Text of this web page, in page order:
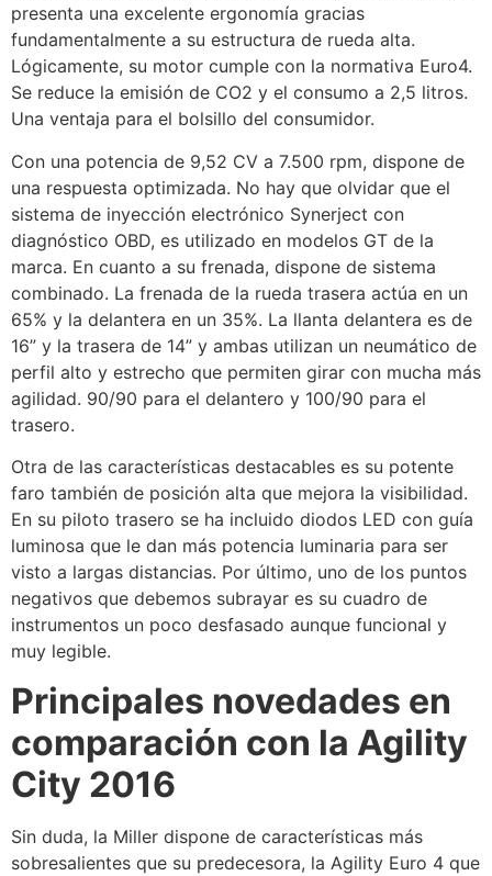
presenta una excelente ergonomía gracias
fundamentalmente a su estructura de rueda alta.
Lógicamente, su motor cumple con la normativa Euro4.
Se reduce la emisión de CO2 y el consumo a 2,5 litros.
Una ventaja para el bolsillo del consumidor.
Con una potencia de 9,52 CV a 7.500 rpm, dispone de
una respuesta optimizada. No hay que olvidar que el
sistema de inyección electrónico Synerject con
diagnóstico OBD, es utilizado en modelos GT de la
marca. En cuanto a su frenada, dispone de sistema
combinado. La frenada de la rueda trasera actúa en un
65% y la delantera en un 35%. La llanta delantera es de
16” y la trasera de 14” y ambas utilizan un neumático de
perfil alto y estrecho que permiten girar con mucha más
agilidad. 90/90 para el delantero y 100/90 para el
trasero.
Otra de las características destacables es su potente
faro también de posición alta que mejora la visibilidad.
En su piloto trasero se ha incluido diodos LED con guía
luminosa que le dan más potencia luminaria para ser
visto a largas distancias. Por último, uno de los puntos
negativos que debemos subrayar es su cuadro de
instrumentos un poco desfasado aunque funcional y
muy legible.
Principales novedades en
comparación con la Agility
City 2016
Sin duda, la Miller dispone de características más
sobresalientes que su predecesora, la Agility Euro 4 que